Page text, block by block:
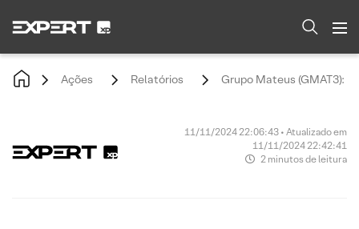
Ações Relatórios Grupo Mateus (GMAT3):
11/11/2024 22:06:43 • Atualizado em
11/11/2024 22:42:41
2 minutos de leitura